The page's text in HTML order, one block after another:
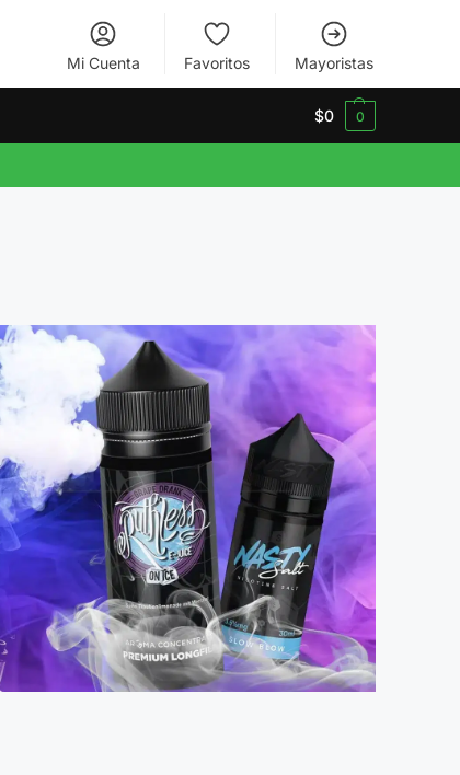
Mi Cuenta Favoritos Mayoristas
$0 0